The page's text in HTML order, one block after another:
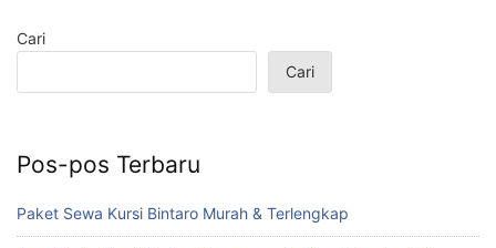
Cari
Cari
Pos-pos Terbaru
Paket Sewa Kursi Bintaro Murah & Terlengkap